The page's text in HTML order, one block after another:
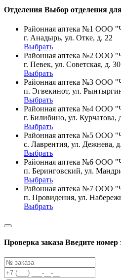
Отделения Выбор отделения
Районная аптека №1 ООО
г. Анадырь, ул. Отке, д. 22
Выбрать
Районная аптека №2 ООО
г. Певек, ул. Советская, д. 30
Выбрать
Районная аптека №3 ООО
п. Эгвекинот, ул.
Выбрать
Районная аптека №4 ООО
г. Билибино, ул. Курчатова,
Выбрать
Районная аптека №5 ООО
с. Лаврентия, ул. Дежнева,
Выбрать
Районная аптека №6 ООО
п. Беринговский, ул.
Выбрать
Районная аптека №7 ООО
п. Провидения, ул.
Выбрать
Проверка заказа Введите номер